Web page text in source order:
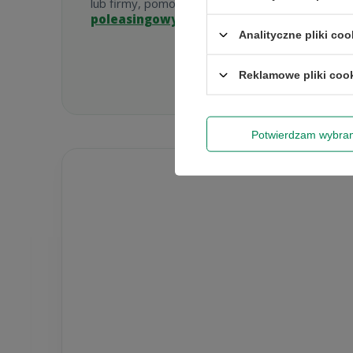
lub firmy, pomocny może być też poradnikjaki
poleasingowy wybrać
Analityczne pliki
Reklamowe pliki
Potwierdzam